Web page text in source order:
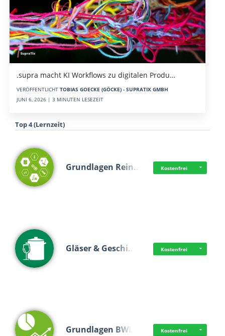
.supra macht KI Workflows zu digitalen Produ…
VERÖFFENTLICHT TOBIAS GOECKE (GÖCKE) - SUPRATIX GMBH
JUNI 6, 2026 | 3 MINUTEN LESEZEIT
Top 4 (Lernzeit)
Grundlagen Rein… Kostenfrei
Gläser & Geschi… Kostenfrei
Grundlagen BWL Kostenfrei